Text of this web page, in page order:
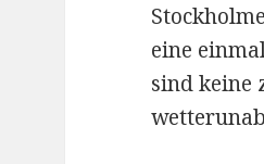
eine
sind keine